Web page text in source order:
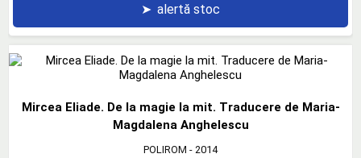
➤ alertă stoc
Mircea Eliade. De la magie la mit. Traducere de Maria-
Magdalena Anghelescu
POLIROM - 2014